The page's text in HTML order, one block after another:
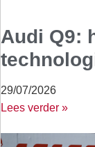
Audi Q9:
29/07/2026
Lees verder »